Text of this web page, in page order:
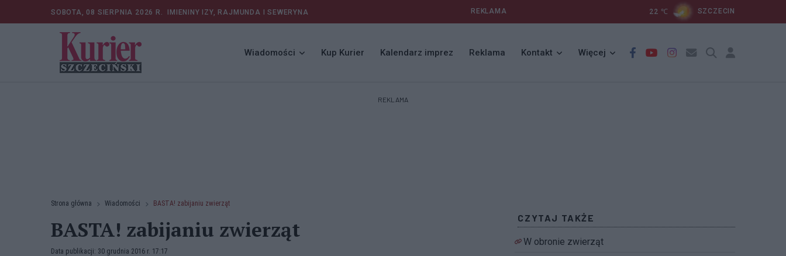
SOBOTA, 08 SIERPNIA 2026 R. IMIENINY IZY, RAJMUNDA I SEWERYNA REKLAMA 22 ℃ SZCZECIN
Wiadomości Kup Kurier Kalendarz imprez Reklama Kontakt Więcej
REKLAMA
Strona główna Wiadomości BASTA! zabijaniu zwierząt
BASTA! zabijaniu zwierząt
Data publikacji: 30 grudnia 2016 r. 17:17
CZYTAJ TAKŻE
W obronie zwierząt